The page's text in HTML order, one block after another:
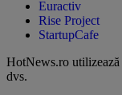
Euractiv
Rise Project
StartupCafe
HotNews.ro utilizează
dvs.